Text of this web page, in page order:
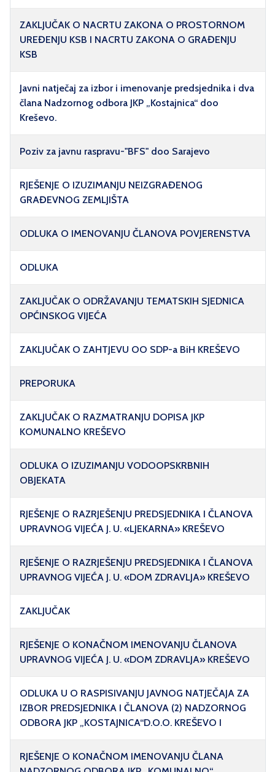
ZAKLJUČAK O NACRTU ZAKONA O PROSTORNOM
UREĐENJU KSB I NACRTU ZAKONA O GRAĐENJU
KSB
Javni natječaj za izbor i imenovanje predsjednika i dva
člana Nadzornog odbora JKP „Kostajnica“ doo
Kreševo.
Poziv za javnu raspravu-"BFS" doo Sarajevo
RJEŠENJE O IZUZIMANJU NEIZGRAĐENOG
GRAĐEVNOG ZEMLJIŠTA
ODLUKA O IMENOVANJU ČLANOVA POVJERENSTVA
ODLUKA
ZAKLJUČAK O ODRŽAVANJU TEMATSKIH SJEDNICA
OPĆINSKOG VIJEĆA
ZAKLJUČAK O ZAHTJEVU OO SDP-a BiH KREŠEVO
PREPORUKA
ZAKLJUČAK O RAZMATRANJU DOPISA JKP
KOMUNALNO KREŠEVO
ODLUKA O IZUZIMANJU VODOOPSKRBNIH
OBJEKATA
RJEŠENJE O RAZRJEŠENJU PREDSJEDNIKA I ČLANOVA
UPRAVNOG VIJEĆA J. U. «LJEKARNA» KREŠEVO
RJEŠENJE O RAZRJEŠENJU PREDSJEDNIKA I ČLANOVA
UPRAVNOG VIJEĆA J. U. «DOM ZDRAVLJA» KREŠEVO
ZAKLJUČAK
RJEŠENJE O KONAČNOM IMENOVANJU ČLANOVA
UPRAVNOG VIJEĆA J. U. «DOM ZDRAVLJA» KREŠEVO
ODLUKA U O RASPISIVANJU JAVNOG NATJEČAJA ZA
IZBOR PREDSJEDNIKA I ČLANOVA (2) NADZORNOG
ODBORA JKP „KOSTAJNICA“D.O.O. KREŠEVO I
RJEŠENJE O KONAČNOM IMENOVANJU ČLANA